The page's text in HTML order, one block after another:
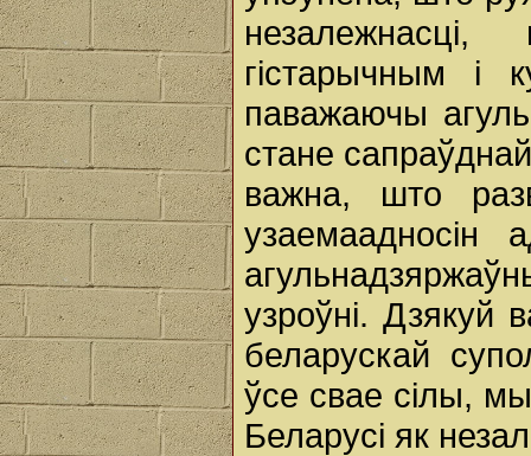
гістарычным і
паважаючы
стане
важна, што
узроўні. Дзякуй
беларускай
ўсе свае сілы,
Беларусі як